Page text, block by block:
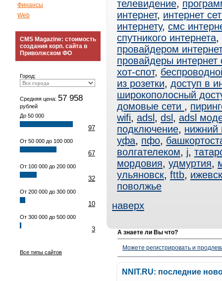
Финансы
Web
CMS Magazine: стоимость
создания корп. сайта в
Приволжском ФО
Город:
Средняя цена: 57 958
рублей
До 50 000
97
От 50 000 до 100 000
67
От 100 000 до 200 000
32
От 200 000 до 300 000
10
От 300 000 до 500 000
3
Все типы сайтов
телевидение,
интернет, интернет
интернету, смс
спутникого интернета,
провайдером
провайдеры интернет
хот-спот,
из розетки, доступ в
широкополосный
домовые сети ,
wifi, adsl , dsl , adsl
подключение, нижний
уфа, пфо,
волгателеком, j,
мордовия, удмуртия,
ульяновск, fttb, ижевск
поволжье
наверх
А знаете ли Вы что?
Можете регистрировать и
NNIT.RU: последние